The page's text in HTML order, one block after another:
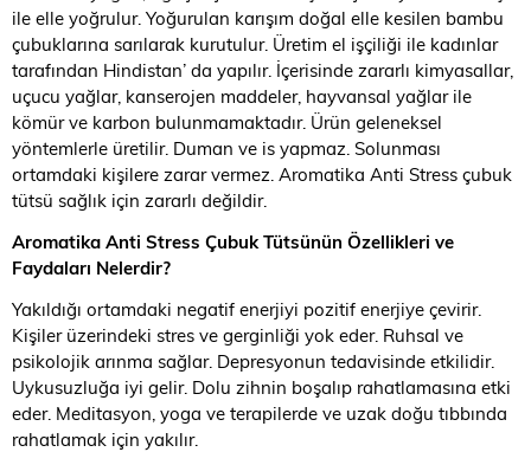
ile elle yoğrulur. Yoğurulan karışım doğal elle kesilen bambu
çubuklarına sarılarak kurutulur. Üretim el işçiliği ile kadınlar
tarafından Hindistan’ da yapılır. İçerisinde zararlı kimyasallar,
uçucu yağlar, kanserojen maddeler, hayvansal yağlar ile
kömür ve karbon bulunmamaktadır. Ürün geleneksel
yöntemlerle üretilir. Duman ve is yapmaz. Solunması
ortamdaki kişilere zarar vermez. Aromatika Anti Stress çubuk
tütsü sağlık için zararlı değildir.
Aromatika Anti Stress Çubuk Tütsünün Özellikleri ve
Faydaları Nelerdir?
Yakıldığı ortamdaki negatif enerjiyi pozitif enerjiye çevirir.
Kişiler üzerindeki stres ve gerginliği yok eder. Ruhsal ve
psikolojik arınma sağlar. Depresyonun tedavisinde etkilidir.
Uykusuzluğa iyi gelir. Dolu zihnin boşalıp rahatlamasına etki
eder. Meditasyon, yoga ve terapilerde ve uzak doğu tıbbında
rahatlamak için yakılır.